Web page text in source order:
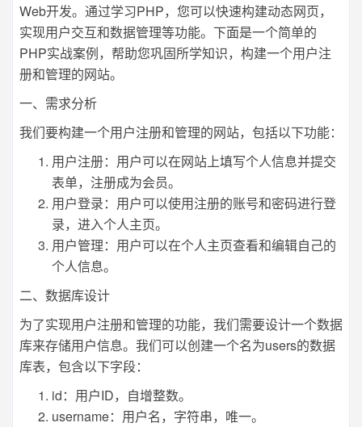
Web开发。通过学习PHP，您可以快速构建动态网页，
实现用户交互和数据管理等功能。下面是一个简单的
PHP实战案例，帮助您巩固所学知识，构建一个用户注
册和管理的网站。
一、需求分析
我们要构建一个用户注册和管理的网站，包括以下功能：
用户注册：用户可以在网站上填写个人信息并提交
表单，注册成为会员。
用户登录：用户可以使用注册的账号和密码进行登
录，进入个人主页。
用户管理：用户可以在个人主页查看和编辑自己的
个人信息。
二、数据库设计
为了实现用户注册和管理的功能，我们需要设计一个数据
库来存储用户信息。我们可以创建一个名为users的数据
库表，包含以下字段：
id：用户ID，自增整数。
username：用户名，字符串，唯一。